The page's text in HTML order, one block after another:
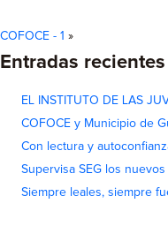
COFOCE - 1 »
Entradas recientes
EL INSTITUTO DE LAS
COFOCE y Municipio de
Con lectura y
Supervisa SEG los
Siempre leales, siempre